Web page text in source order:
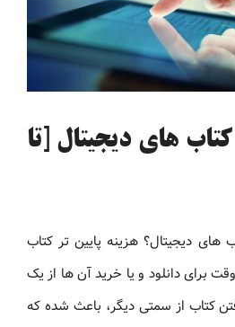
های دیجیتال [تا
دیجیتال؟ هزینه پایین تر کتاب
برای دانلود و یا خرید آن ها از یک
کتاب از سمتی دیگر، باعث شده که